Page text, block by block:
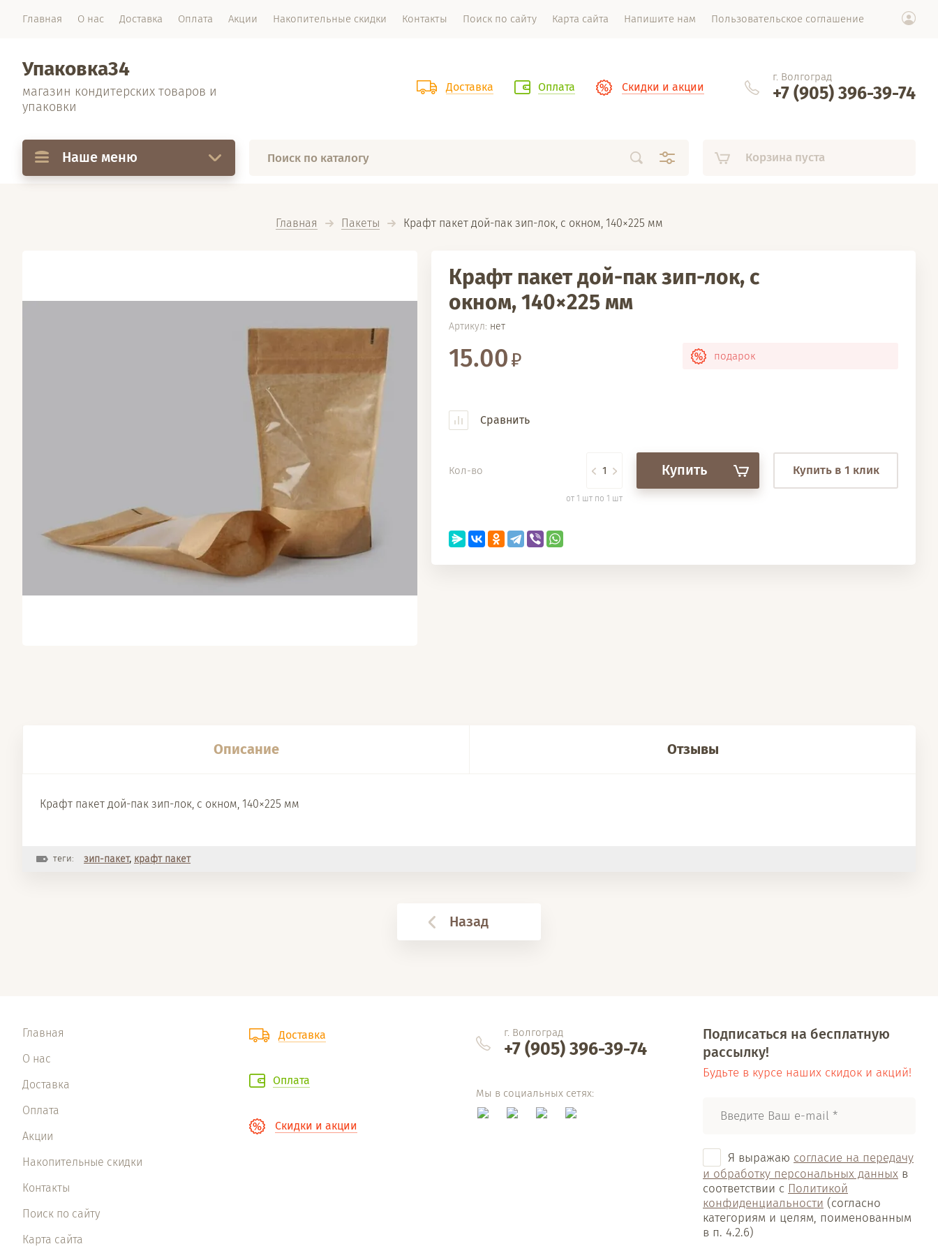
Главная О нас Доставка Оплата Акции Накопительные скидки Контакты Поиск по сайту Карта сайта Напишите нам Пользовательское соглашение
Упаковка34
магазин кондитерских товаров и
упаковки
Доставка Оплата Скидки и акции
г. Волгоград
+7 (905) 396-39-74
Наше меню Корзина пуста
Главная Пакеты
  Крафт пакет дой-пак зип-лок, с окном, 140×225 мм
Крафт пакет дой-пак зип-лок, с
окном, 140×225 мм
Артикул: нет
15.00 подарок
Сравнить
Кол-во
от 1 шт по 1 шт
Купить Купить в 1 клик
Описание Отзывы
Крафт пакет дой-пак зип-лок, с окном, 140×225 мм
теги: зип-пакет, крафт пакет
Назад
Главная
О нас
Доставка
Оплата
Акции
Накопительные скидки
Контакты
Поиск по сайту
Карта сайта
Доставка
Оплата
Скидки и акции
г. Волгоград
+7 (905) 396-39-74
Мы в социальных сетях:
Подписаться на бесплатную
рассылку!
Будьте в курсе наших скидок и акций!
Я выражаю согласие на передачу
и обработку персональных данных в
соответствии с Политикой
конфиденциальности (согласно
категориям и целям, поименованным
в п. 4.2.6)